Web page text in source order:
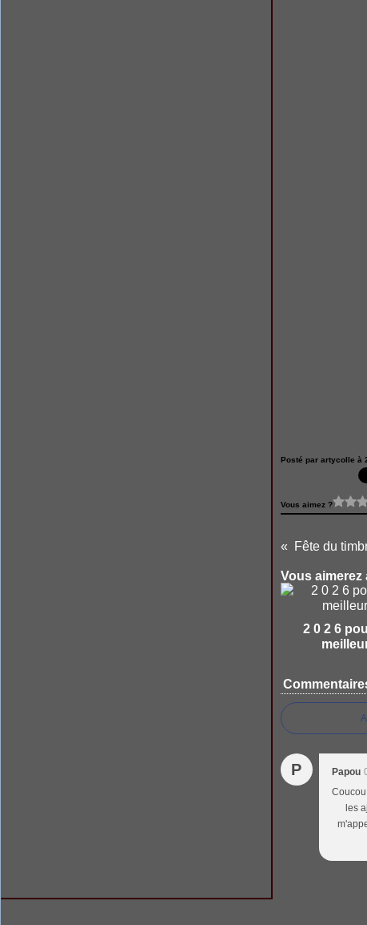
Posté par artycolle à
Vous aimez ?
Fête du
Vous aimerez
2 0 2 6
P Papou
les